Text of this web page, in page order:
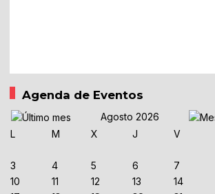
Agenda de Eventos
Agosto 2026
L
M X J V
3
4 5 6 7
10
11 12 13 14